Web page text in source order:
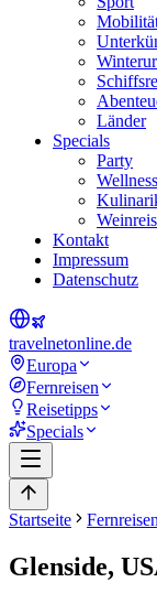
Länder
Specials
Party
Wellness
Kontakt
Impressum
Datenschutz
travelnetonline.de
Europa
Fernreisen
Reisetipps
Specials
Startseite Fernreisen
Glenside,